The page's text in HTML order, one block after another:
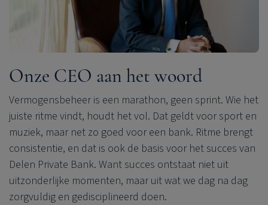
Onze CEO aan het woord
Vermogensbeheer is een marathon, geen sprint. Wie het
juiste ritme vindt, houdt het vol. Dat geldt voor sport en
muziek, maar net zo goed voor een bank. Ritme brengt
consistentie, en dat is ook de basis voor het succes van
Delen Private Bank. Want succes ontstaat niet uit
uitzonderlijke momenten, maar uit wat we dag na dag
zorgvuldig en gedisciplineerd doen.